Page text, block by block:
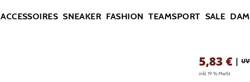
ACCESSOIRES SNEAKER FASHION TEAMSPORT SALE
5,83 € |
inkl. 19 % MwSt.